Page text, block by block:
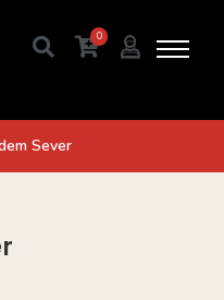
0
Sever